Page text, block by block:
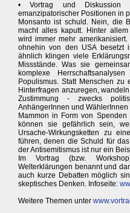
• Vortrag und Diskussion
emanzipatorischer Positionen in
Monsanto ist schuld. Nein, die
macht alles kaputt. Hinter
wird immer mehr
ohnehin von den USA besetzt
ähnlich klingen viele
Missstände. Was sie
komplexe
Populismus. Statt Menschen zu
Hinterfragen anzuregen,
Zustimmung - zwecks
AnhängerInnen und
Mammon in Form von
können sie gefährlich sein,
Ursache-Wirkungsketten zu
führen, denen die Schuld für
der Antisemitismus ist nur ein
Im Vortrag (bzw.
Welterklärungen benannt und
auch kurze Debatten möglich
skeptisches Denken. Infoseite:
Weitere Themen unter